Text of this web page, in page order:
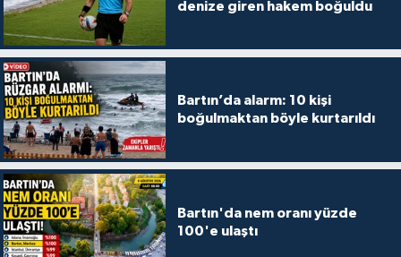
denize giren hakem boğuldu
Bartın’da alarm: 10 kişi
boğulmaktan böyle kurtarıldı
Bartın'da nem oranı yüzde
100'e ulaştı